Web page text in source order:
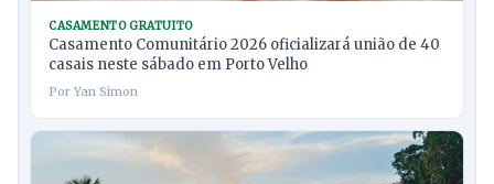
CASAMENTO GRATUITO
Casamento Comunitário 2026 oficializará união de 40
casais neste sábado em Porto Velho
Por Yan Simon